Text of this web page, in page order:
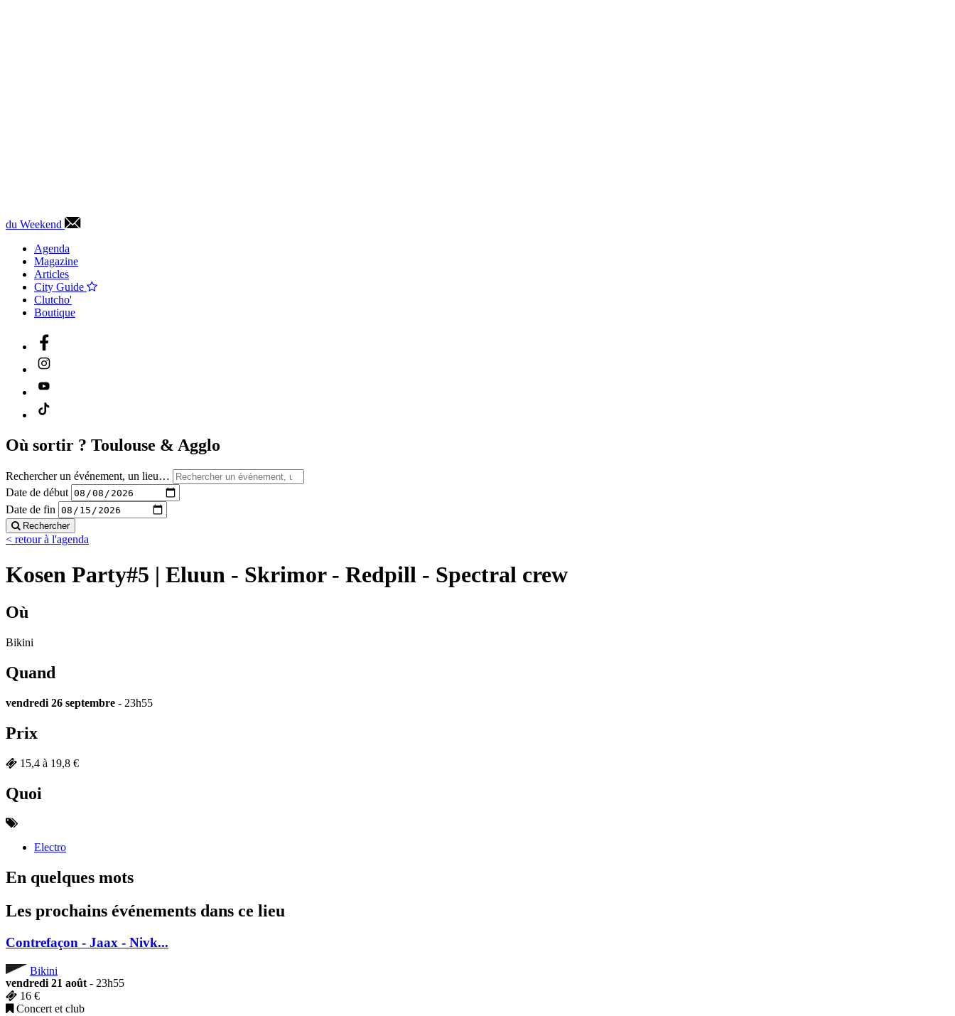
du Weekend
Agenda
Magazine
Articles
City Guide
Clutcho'
Boutique
Où sortir ? Toulouse & Agglo
Rechercher un événement, un lieu…
Date de début
Date de fin
Rechercher
< retour à l'agenda
Kosen Party#5 | Eluun - Skrimor - Redpill - Spectral crew
Où
Bikini
Quand
vendredi 26 septembre - 23h55
Prix
15,4 à 19,8 €
Quoi
Electro
En quelques mots
Les prochains événements dans ce lieu
Contrefaçon - Jaax - Nivk...
Bikini
vendredi 21 août- 23h55
16 €
Concert et club